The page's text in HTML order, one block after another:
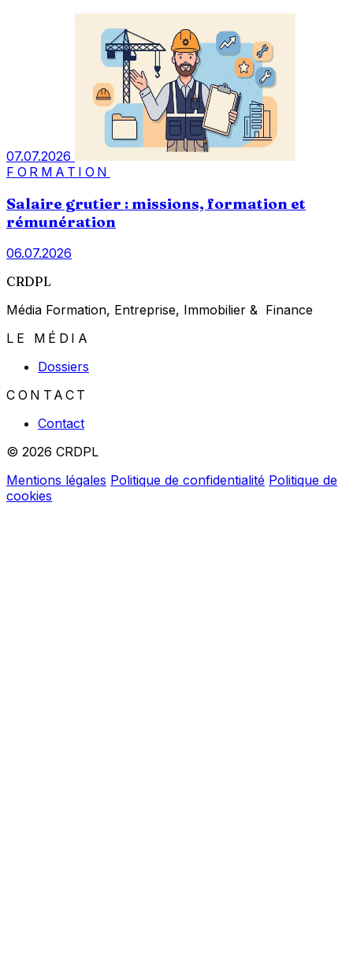
07.07.2026
FORMATION
Salaire grutier : missions, formation et
rémunération
06.07.2026
CRDPL
Média Formation, Entreprise, Immobilier & Finance
LE MÉDIA
Dossiers
CONTACT
Contact
© 2026 CRDPL
Mentions légales Politique de confidentialité Politique de
cookies